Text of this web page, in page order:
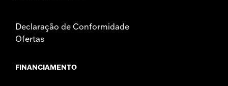
Declaração de Conformidade
Ofertas
FINANCIAMENTO